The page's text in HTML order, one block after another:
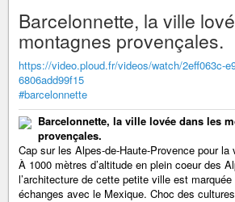
Barcelonnette, la ville
montagnes provençales.
https://video.ploud.fr/videos/watch/2eff063c-
6806add99f15
#barcelonnette
Barcelonnette, la ville lovée dans les
provençales.
Cap sur les Alpes-de-Haute-Provence pour
À 1000 mètres d’altitude en plein coeur des
l’architecture de cette petite ville est
échanges avec le Mexique. Choc des